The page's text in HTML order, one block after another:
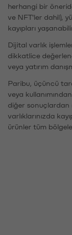
herhangi bir
ve NFT'ler dahil),
kayıpları
Dijital varlık
dikkatlice
veya yatırım
Paribu, üçüncü
veya
diğer sonuçlardan
varlıklarınızda
ürünler tüm